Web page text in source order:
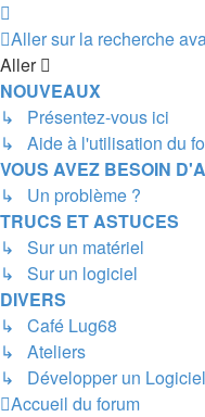
Aller sur la recherche
Aller
NOUVEAUX
↳ Présentez-vous ici
↳ Aide à l'utilisation du
VOUS AVEZ BESOIN
↳ Un problème ?
TRUCS ET ASTUCES
↳ Sur un matériel
↳ Sur un logiciel
DIVERS
↳ Café Lug68
↳ Ateliers
↳ Développer un
Accueil du forum